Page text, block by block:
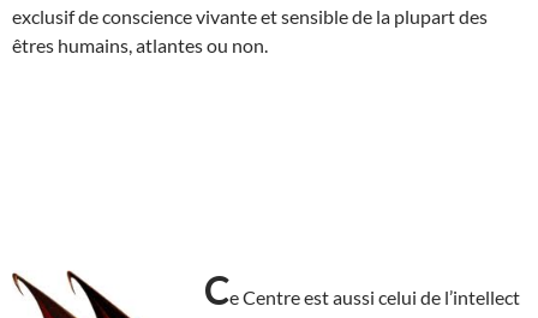
exclusif de conscience vivante et sensible de la plupart des
êtres humains, atlantes ou non.
Ce Centre est aussi celui de l’intellect